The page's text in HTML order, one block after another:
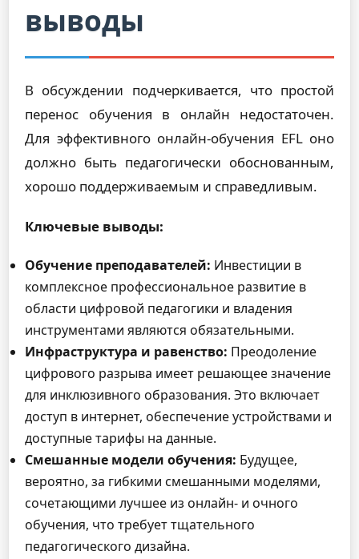
выводы
В обсуждении подчеркивается, что простой
перенос обучения в онлайн недостаточен.
Для эффективного онлайн-обучения EFL оно
должно быть педагогически обоснованным,
хорошо поддерживаемым и справедливым.
Ключевые выводы:
Обучение преподавателей: Инвестиции в
комплексное профессиональное развитие в
области цифровой педагогики и владения
инструментами являются обязательными.
Инфраструктура и равенство: Преодоление
цифрового разрыва имеет решающее значение
для инклюзивного образования. Это включает
доступ в интернет, обеспечение устройствами и
доступные тарифы на данные.
Смешанные модели обучения: Будущее,
вероятно, за гибкими смешанными моделями,
сочетающими лучшее из онлайн- и очного
обучения, что требует тщательного
педагогического дизайна.